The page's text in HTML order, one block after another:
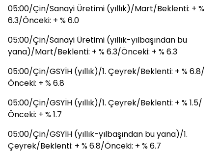
05:00/Çin/Sanayi Üretimi (yıllık)/Mart/Beklenti: + %
6.3/Önceki: + % 6.0
05:00/Çin/Sanayi Üretimi (yıllık-yılbaşından bu
yana)/Mart/Beklenti: + % 6.3/Önceki: + % 6.3
05:00/Çin/GSYİH (yıllık)/1. Çeyrek/Beklenti: + % 6.8/
Önceki: + % 6.8
05:00/Çin/GSYİH (yıllık)/1. Çeyrek/Beklenti: + % 1.5/
Önceki: + % 1.7
05:00/Çin/GSYİH (yıllık-yılbaşından bu yana)/1.
Çeyrek/Beklenti: + % 6.8/Önceki: + % 6.7